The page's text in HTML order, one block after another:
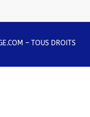
– TOUS DROITS